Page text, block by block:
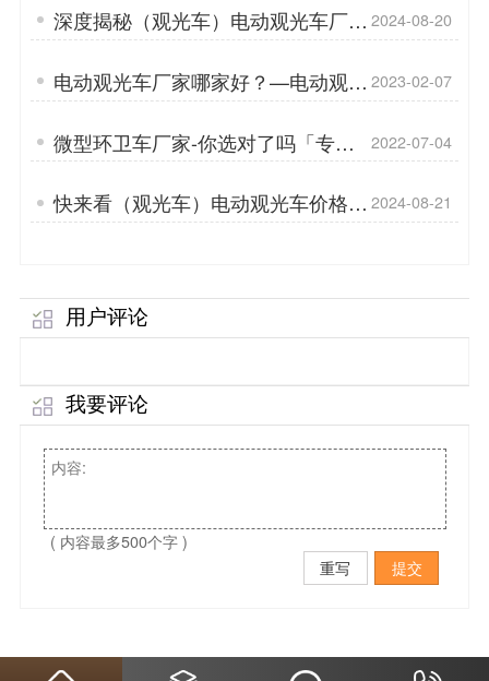
深度揭秘（观光车）电动观光车厂家
「专菱」
2024-08-20
电动观光车厂家哪家好？—电动观光
车的优势有哪些「专菱」
2023-02-07
微型环卫车厂家-你选对了吗「专
菱」
2022-07-04
快来看（观光车）电动观光车价格及
图片「专菱」
2024-08-21
用户评论
我要评论
( 内容最多500个字 )
重写
提交